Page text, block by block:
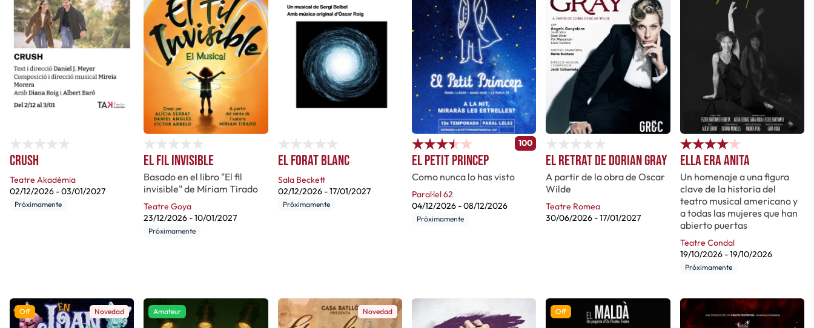
Crush
Teatre Akadèmia
02/12/2026 -03/01/2027
Próximamente
El fil invisible
Basado en el libro "El fil
invisible" de Míriam Tirado
Teatre Goya
23/12/2026 -10/01/2027
Próximamente
El forat blanc
Sala Beckett
02/12/2026-17/01/2027
Próximamente
100
El petit princep
Como nunca lo has visto
Paral·lel 62
04/12/2026-08/12/2026
Próximamente
El retrat de Dorian Gray
A partir de la obra de Oscar
Wilde
Teatre Romea
30/06/2026 -17/01/2027
Ella era Anita
Un homenaje a una figura
clave de la historia del
teatro musical americano y
a todas las mujeres que han
abierto puertas
Teatre Condal
19/10/2026-19/10/2026
Próximamente
Novedad
Off Amateur Novedad Off